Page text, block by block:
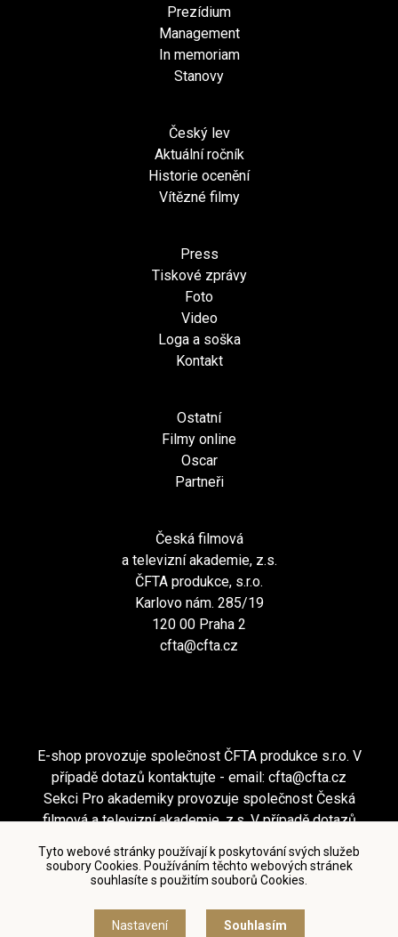
Tyto webové stránky používají k poskytování svých služeb
soubory Cookies. Používáním těchto webových stránek
souhlasíte s použitím souborů Cookies.
Nastavení Souhlasím
Prezídium
Management
In memoriam
Stanovy
Český lev
Aktuální ročník
Historie ocenění
Vítězné filmy
Press
Tiskové zprávy
Foto
Video
Loga a soška
Kontakt
Ostatní
Filmy online
Oscar
Partneři
Česká filmová
a televizní akademie, z.s.
ČFTA produkce, s.r.o.
Karlovo nám. 285/19
120 00 Praha 2
cfta@cfta.cz
E-shop provozuje společnost ČFTA produkce s.r.o. V
případě dotazů kontaktujte - email: cfta@cfta.cz
Sekci Pro akademiky provozuje společnost Česká
filmová a televizní akademie, z.s. V případě dotazů
Podmínky užití a zásady ochrany osobních údajů
Nastavení cookies